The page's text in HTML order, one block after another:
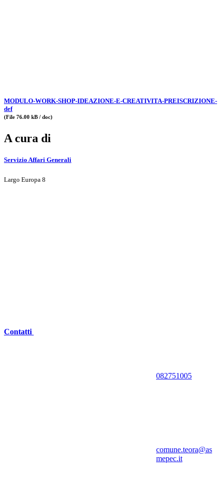
MODULO-WORK-SHOP-IDEAZIONE-E-CREATIVITA-PREISCRIZIONE-
def
(File 76.00 kB / doc)
A cura di
Servizio Affari Generali
Largo Europa 8
Contatti
082751005
comune.teora@as
mepec.it